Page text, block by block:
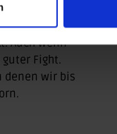
In
eins der
Auch wenn
Fight.
denen wir bis